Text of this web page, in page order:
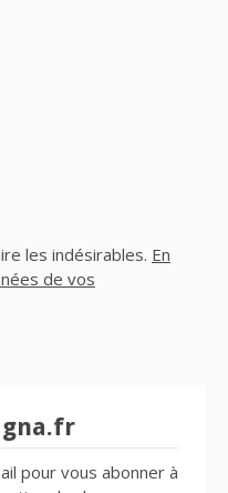
les indésirables. En
de vos
pour vous abonner à